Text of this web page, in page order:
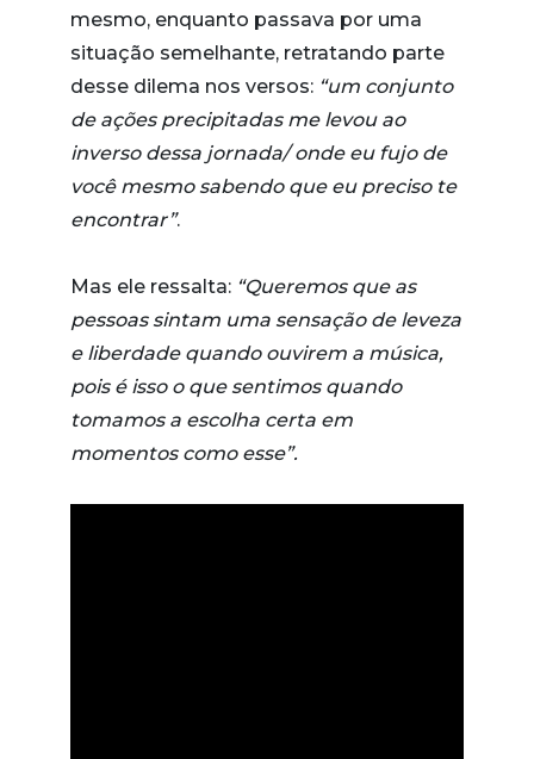
mesmo, enquanto passava por uma
situação semelhante, retratando parte
desse dilema nos versos: “um conjunto
de ações precipitadas me levou ao
inverso dessa jornada/ onde eu fujo de
você mesmo sabendo que eu preciso te
encontrar”.
Mas ele ressalta: “Queremos que as
pessoas sintam uma sensação de leveza
e liberdade quando ouvirem a música,
pois é isso o que sentimos quando
tomamos a escolha certa em
momentos como esse”.